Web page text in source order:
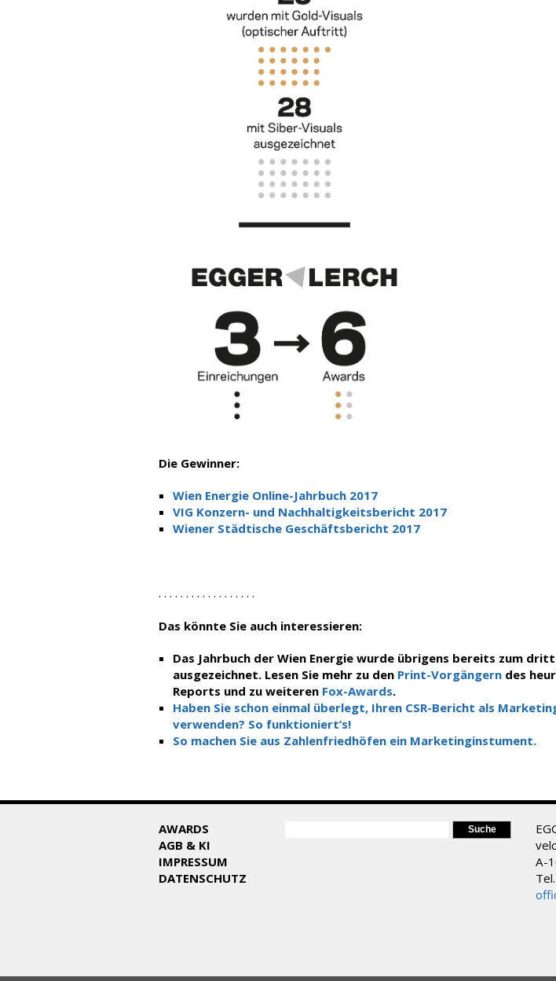
Die Gewinner:
Wien Energie Online-Jahrbuch 2017
VIG Konzern- und Nachhaltigkeitsbericht 2017
Wiener Städtische Geschäftsbericht 2017
. . . . . . . . . . . . . . . . . .
Das könnte Sie auch interessieren:
Das Jahrbuch der Wien Energie wurde übrigens bereits zum
ausgezeichnet. Lesen Sie mehr zu den Print-Vorgängern des
Reports und zu weiteren Fox-Awards.
Haben Sie schon einmal überlegt, Ihren CSR-Bericht als
verwenden? So funktioniert’s!
So machen Sie aus Zahlenfriedhöfen ein Marketinginstument.
AWARDS
AGB & KI
IMPRESSUM
DATENSCHUTZ
A-
Tel.